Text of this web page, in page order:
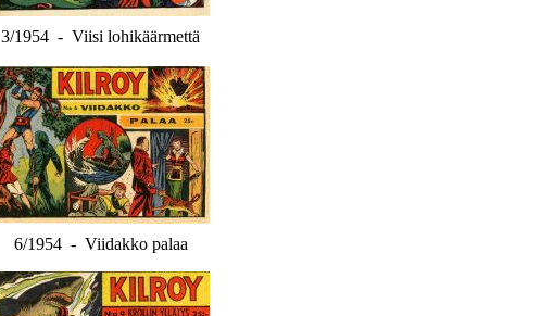
3/1954 - Viisi lohikäärmettä
6/1954 - Viidakko palaa